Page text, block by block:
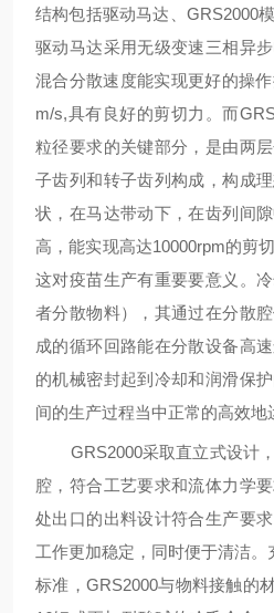
结构包括驱动马达、GRS2000
驱动马达采用无级变速三相异
混合分散速度能实现更好的操
m/s,具有良好的剪切力。而
粒径要求的关键部分，是由两
子齿列和转子齿列构成，构成
状，在马达带动下，在齿列间
高，能实现高达10000rpm的剪
这对疫苗生产有重要要意义。
者分散物料），其通过在分散
成的循环回路能在分散设备高
的机械密封起到冷却和润滑保
间的生产过程当中正常的高效地
GRS2000采取直立式设计
腔，符合工艺要求和流体力学
处出口的出料设计符合生产要
工作更加稳定，同时便于清洁
标准，GRS2000与物料接触的